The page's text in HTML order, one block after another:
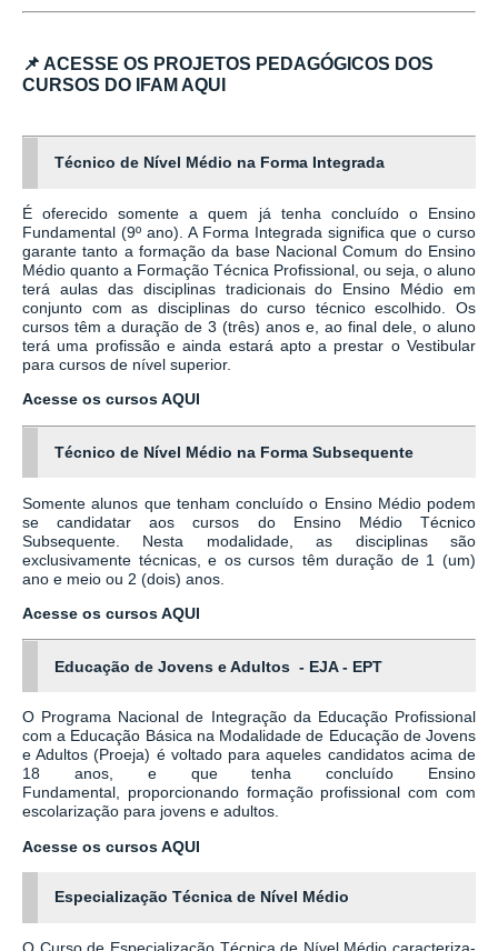
📌 ACESSE OS PROJETOS PEDAGÓGICOS DOS
CURSOS DO IFAM AQUI
Técnico de Nível Médio na Forma Integrada
É oferecido somente a quem já tenha concluído o Ensino
Fundamental (9º ano). A Forma Integrada significa que o curso
garante tanto a formação da base Nacional Comum do Ensino
Médio quanto a Formação Técnica Profissional, ou seja, o aluno
terá aulas das disciplinas tradicionais do Ensino Médio em
conjunto com as disciplinas do curso técnico escolhido. Os
cursos têm a duração de 3 (três) anos e, ao final dele, o aluno
terá uma profissão e ainda estará apto a prestar o Vestibular
para cursos de nível superior.
Acesse os cursos AQUI
Técnico de Nível Médio na Forma Subsequente
Somente alunos que tenham concluído o Ensino Médio podem
se candidatar aos cursos do Ensino Médio Técnico
Subsequente. Nesta modalidade, as disciplinas são
exclusivamente técnicas, e os cursos têm duração de 1 (um)
ano e meio ou 2 (dois) anos.
Acesse os cursos AQUI
Educação de Jovens e Adultos - EJA - EPT
O Programa Nacional de Integração da Educação Profissional
com a Educação Básica na Modalidade de Educação de Jovens
e Adultos (Proeja) é voltado para aqueles candidatos acima de
18 anos, e que tenha concluído Ensino
Fundamental, proporcionando formação profissional com com
escolarização para jovens e adultos.
Acesse os cursos AQUI
Especialização Técnica de Nível Médio